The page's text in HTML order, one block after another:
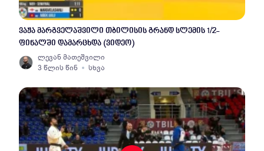
ვაჟა მარგველაშვილი თბილისის გრანდ სლემის 1/2-
ფინალში დამარცხდა (ვიდეო)
ლევან მათეშვილი
3 წლის წინ
სხვა